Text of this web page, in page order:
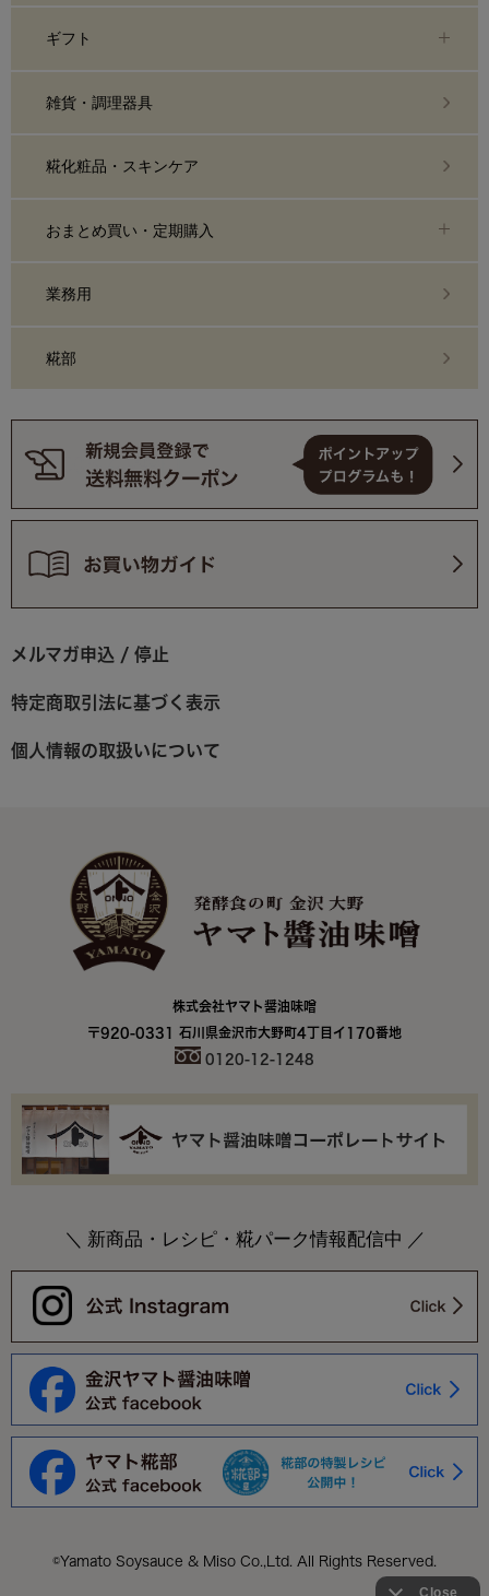
ギフト
雑貨・調理器具
糀化粧品・スキンケア
おまとめ買い・定期購入
業務用
糀部
メルマガ申込 / 停止
特定商取引法に基づく表示
個人情報の取扱いについて
株式会社ヤマト醤油味噌
〒920-0331 石川県金沢市大野町4丁目イ170番地
0120-12-1248
＼ 新商品・レシピ・糀パーク情報配信中 ／
©Yamato Soysauce & Miso Co.,Ltd. All Rights Reserved.